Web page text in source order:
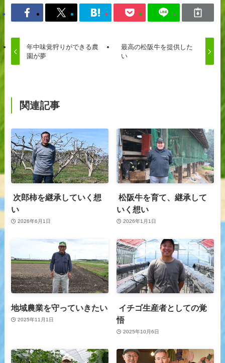
年中味覚狩りができる農
園が夢
最高の松阪牛を提供した
い
関連記事
次郎柿を継承していく想
い
2026年6月1日
松阪牛を育て、継承して
いく想い
2026年1月1日
地域農業を守っていきたい
2025年11月1日
イチゴ生産者としての覚
悟
2025年10月6日